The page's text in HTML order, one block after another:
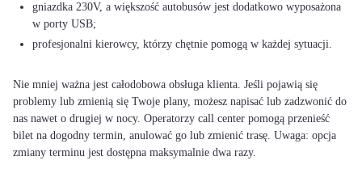
gniazdka 230V, a większość autobusów jest dodatkowo wyposażona
w porty USB;
profesjonalni kierowcy, którzy chętnie pomogą w każdej sytuacji.
Nie mniej ważna jest całodobowa obsługa klienta. Jeśli pojawią się
problemy lub zmienią się Twoje plany, możesz napisać lub zadzwonić do
nas nawet o drugiej w nocy. Operatorzy call center pomogą przenieść
bilet na dogodny termin, anulować go lub zmienić trasę. Uwaga: opcja
zmiany terminu jest dostępna maksymalnie dwa razy.